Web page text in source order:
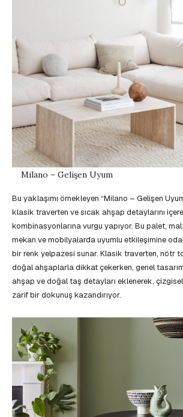
Milano – Gelişen Uyum
Bu yaklaşımı örnekleyen “Milano – Gelişen
klasik traverten ve sıcak ahşap detaylarını
kombinasyonlarına vurgu yapıyor. Bu palet,
mekan ve mobilyalarda uyumlu etkileşimine
bir renk yelpazesi sunar. Klasik traverten, nötr
doğal ahşaplarla dikkat çekerken, genel
ahşap ve doğal taş detayları eklenerek,
zarif bir dokunuş kazandırıyor.